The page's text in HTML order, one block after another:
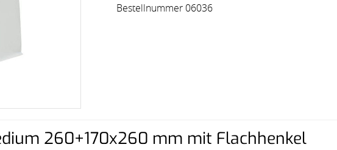
Bestellnummer 06036
260+170x260 mm mit Flachhenkel